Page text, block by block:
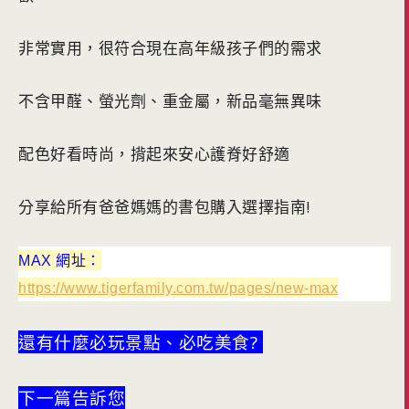
非常實用，很符合現在高年級孩子們的需求
不含甲醛、螢光劑、重金屬，新品毫無異味
配色好看時尚，揹起來安心護脊好舒適
分享給所有爸爸媽媽的書包購入選擇指南!
MAX 網址：
https://www.tigerfamily.com.tw/pages/new-max
還有什麼必玩景點、必吃美食?
下一篇告訴您